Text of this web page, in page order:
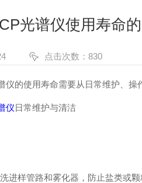
光谱仪使用寿命
点击次数：830
的使用寿命需要从日常维护、操
仪日常维护与清洁
样管路和雾化器，防止盐类或颗